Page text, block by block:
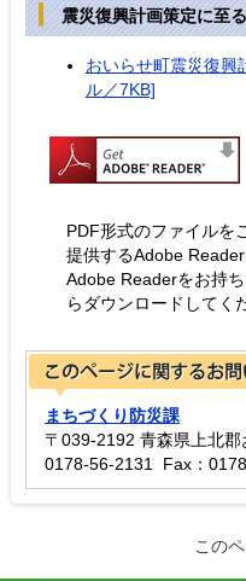
震災復興計画策定に至
おいらせ町震災復興
ル／7KB]
PDF形式のファイルを
提供するAdobe Reader
Adobe Readerをお持
らダウンロードしてく
まちづくり防災課
〒039-2192 青森県上北
0178-56-2131 Fax：
この